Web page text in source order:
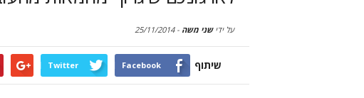
על ידישני משה -
25/11/2014
שיתוף Facebook
Twitter